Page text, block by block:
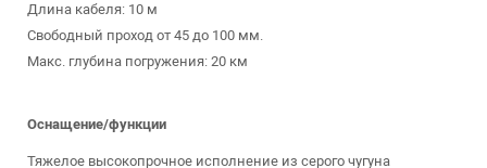
Длина кабеля: 10 м
Свободный проход от 45 до 100 мм.
Макс. глубина погружения: 20 км
Оснащение/функции
Тяжелое высокопрочное исполнение из серого чугуна